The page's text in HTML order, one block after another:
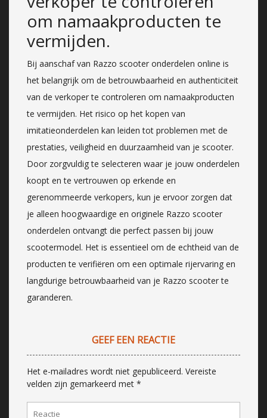
om namaakproducten te
vermijden.
Bij aanschaf van Razzo scooter onderdelen online is
het belangrijk om de betrouwbaarheid en authenticiteit
van de verkoper te controleren om namaakproducten
te vermijden. Het risico op het kopen van
imitatieonderdelen kan leiden tot problemen met de
prestaties, veiligheid en duurzaamheid van je scooter.
Door zorgvuldig te selecteren waar je jouw onderdelen
koopt en te vertrouwen op erkende en
gerenommeerde verkopers, kun je ervoor zorgen dat
je alleen hoogwaardige en originele Razzo scooter
onderdelen ontvangt die perfect passen bij jouw
scootermodel. Het is essentieel om de echtheid van de
producten te verifiëren om een optimale rijervaring en
langdurige betrouwbaarheid van je Razzo scooter te
garanderen.
GEEF EEN REACTIE
Het e-mailadres wordt niet gepubliceerd. Vereiste
velden zijn gemarkeerd met *